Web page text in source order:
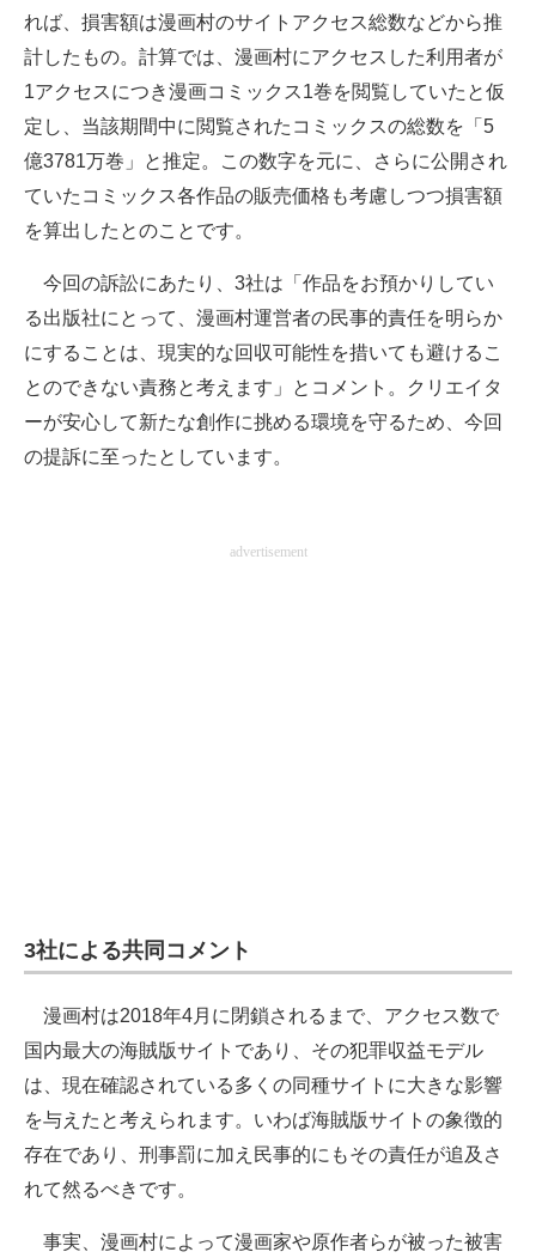
れば、損害額は漫画村のサイトアクセス総数などから推
計したもの。計算では、漫画村にアクセスした利用者が
1アクセスにつき漫画コミックス1巻を閲覧していたと仮
定し、当該期間中に閲覧されたコミックスの総数を「5
億3781万巻」と推定。この数字を元に、さらに公開され
ていたコミックス各作品の販売価格も考慮しつつ損害額
を算出したとのことです。
今回の訴訟にあたり、3社は「作品をお預かりしてい
る出版社にとって、漫画村運営者の民事的責任を明らか
にすることは、現実的な回収可能性を措いても避けるこ
とのできない責務と考えます」とコメント。クリエイタ
ーが安心して新たな創作に挑める環境を守るため、今回
の提訴に至ったとしています。
advertisement
3社による共同コメント
漫画村は2018年4月に閉鎖されるまで、アクセス数で
国内最大の海賊版サイトであり、その犯罪収益モデル
は、現在確認されている多くの同種サイトに大きな影響
を与えたと考えられます。いわば海賊版サイトの象徴的
存在であり、刑事罰に加え民事的にもその責任が追及さ
れて然るべきです。
事実、漫画村によって漫画家や原作者らが被った被害